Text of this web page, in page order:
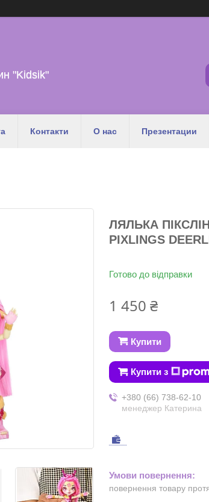
"Kidsik"
Контакти О нас Презентации
ЛЯЛЬКА
PIXLINGS
Готово до відправки
1 450 ₴
Купити
Купити з
+380 (66) 738-62-10
менеджер Катерина
повернення товару